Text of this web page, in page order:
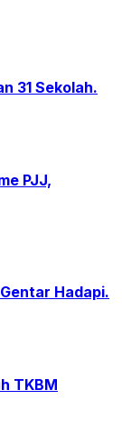
31 Sekolah.
PJJ,
Hadapi.
TKBM